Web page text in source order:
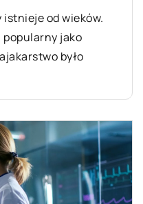
od wieków.
jako
było